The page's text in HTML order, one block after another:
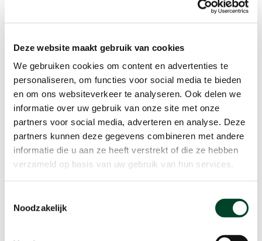
Deze website maakt gebruik van cookies
We gebruiken cookies om content en advertenties te
personaliseren, om functies voor social media te bieden
en om ons websiteverkeer te analyseren. Ook delen we
informatie over uw gebruik van onze site met onze
partners voor social media, adverteren en analyse. Deze
partners kunnen deze gegevens combineren met andere
informatie die u aan ze heeft verstrekt of die ze hebben
verzameld op basis van uw gebruik van hun services.
Noodzakelijk
Blijf op de hoogte van het laatste nieuws, verhalen,
publicaties en ontwikkelingen rondom Kansfonds
en onze missie.
Nieuwsberichten
Nieuws
Verhalen
Beeldbanken
Foto's bestaanszekerheid
Agenda